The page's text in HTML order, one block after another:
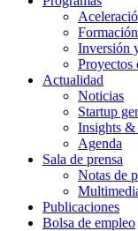
Formación
Inversión
Proyectos
Actualidad
Noticias
Startup
Insights
Agenda
Sala de prensa
Notas de
Publicaciones
Bolsa de empleo